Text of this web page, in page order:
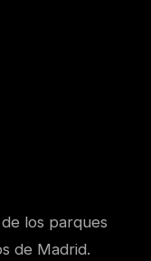
los parques
de Madrid.